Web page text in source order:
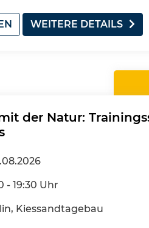
WEITERE DETAILS
der Natur:
- 19:30 Uhr
Kiessandtagebau